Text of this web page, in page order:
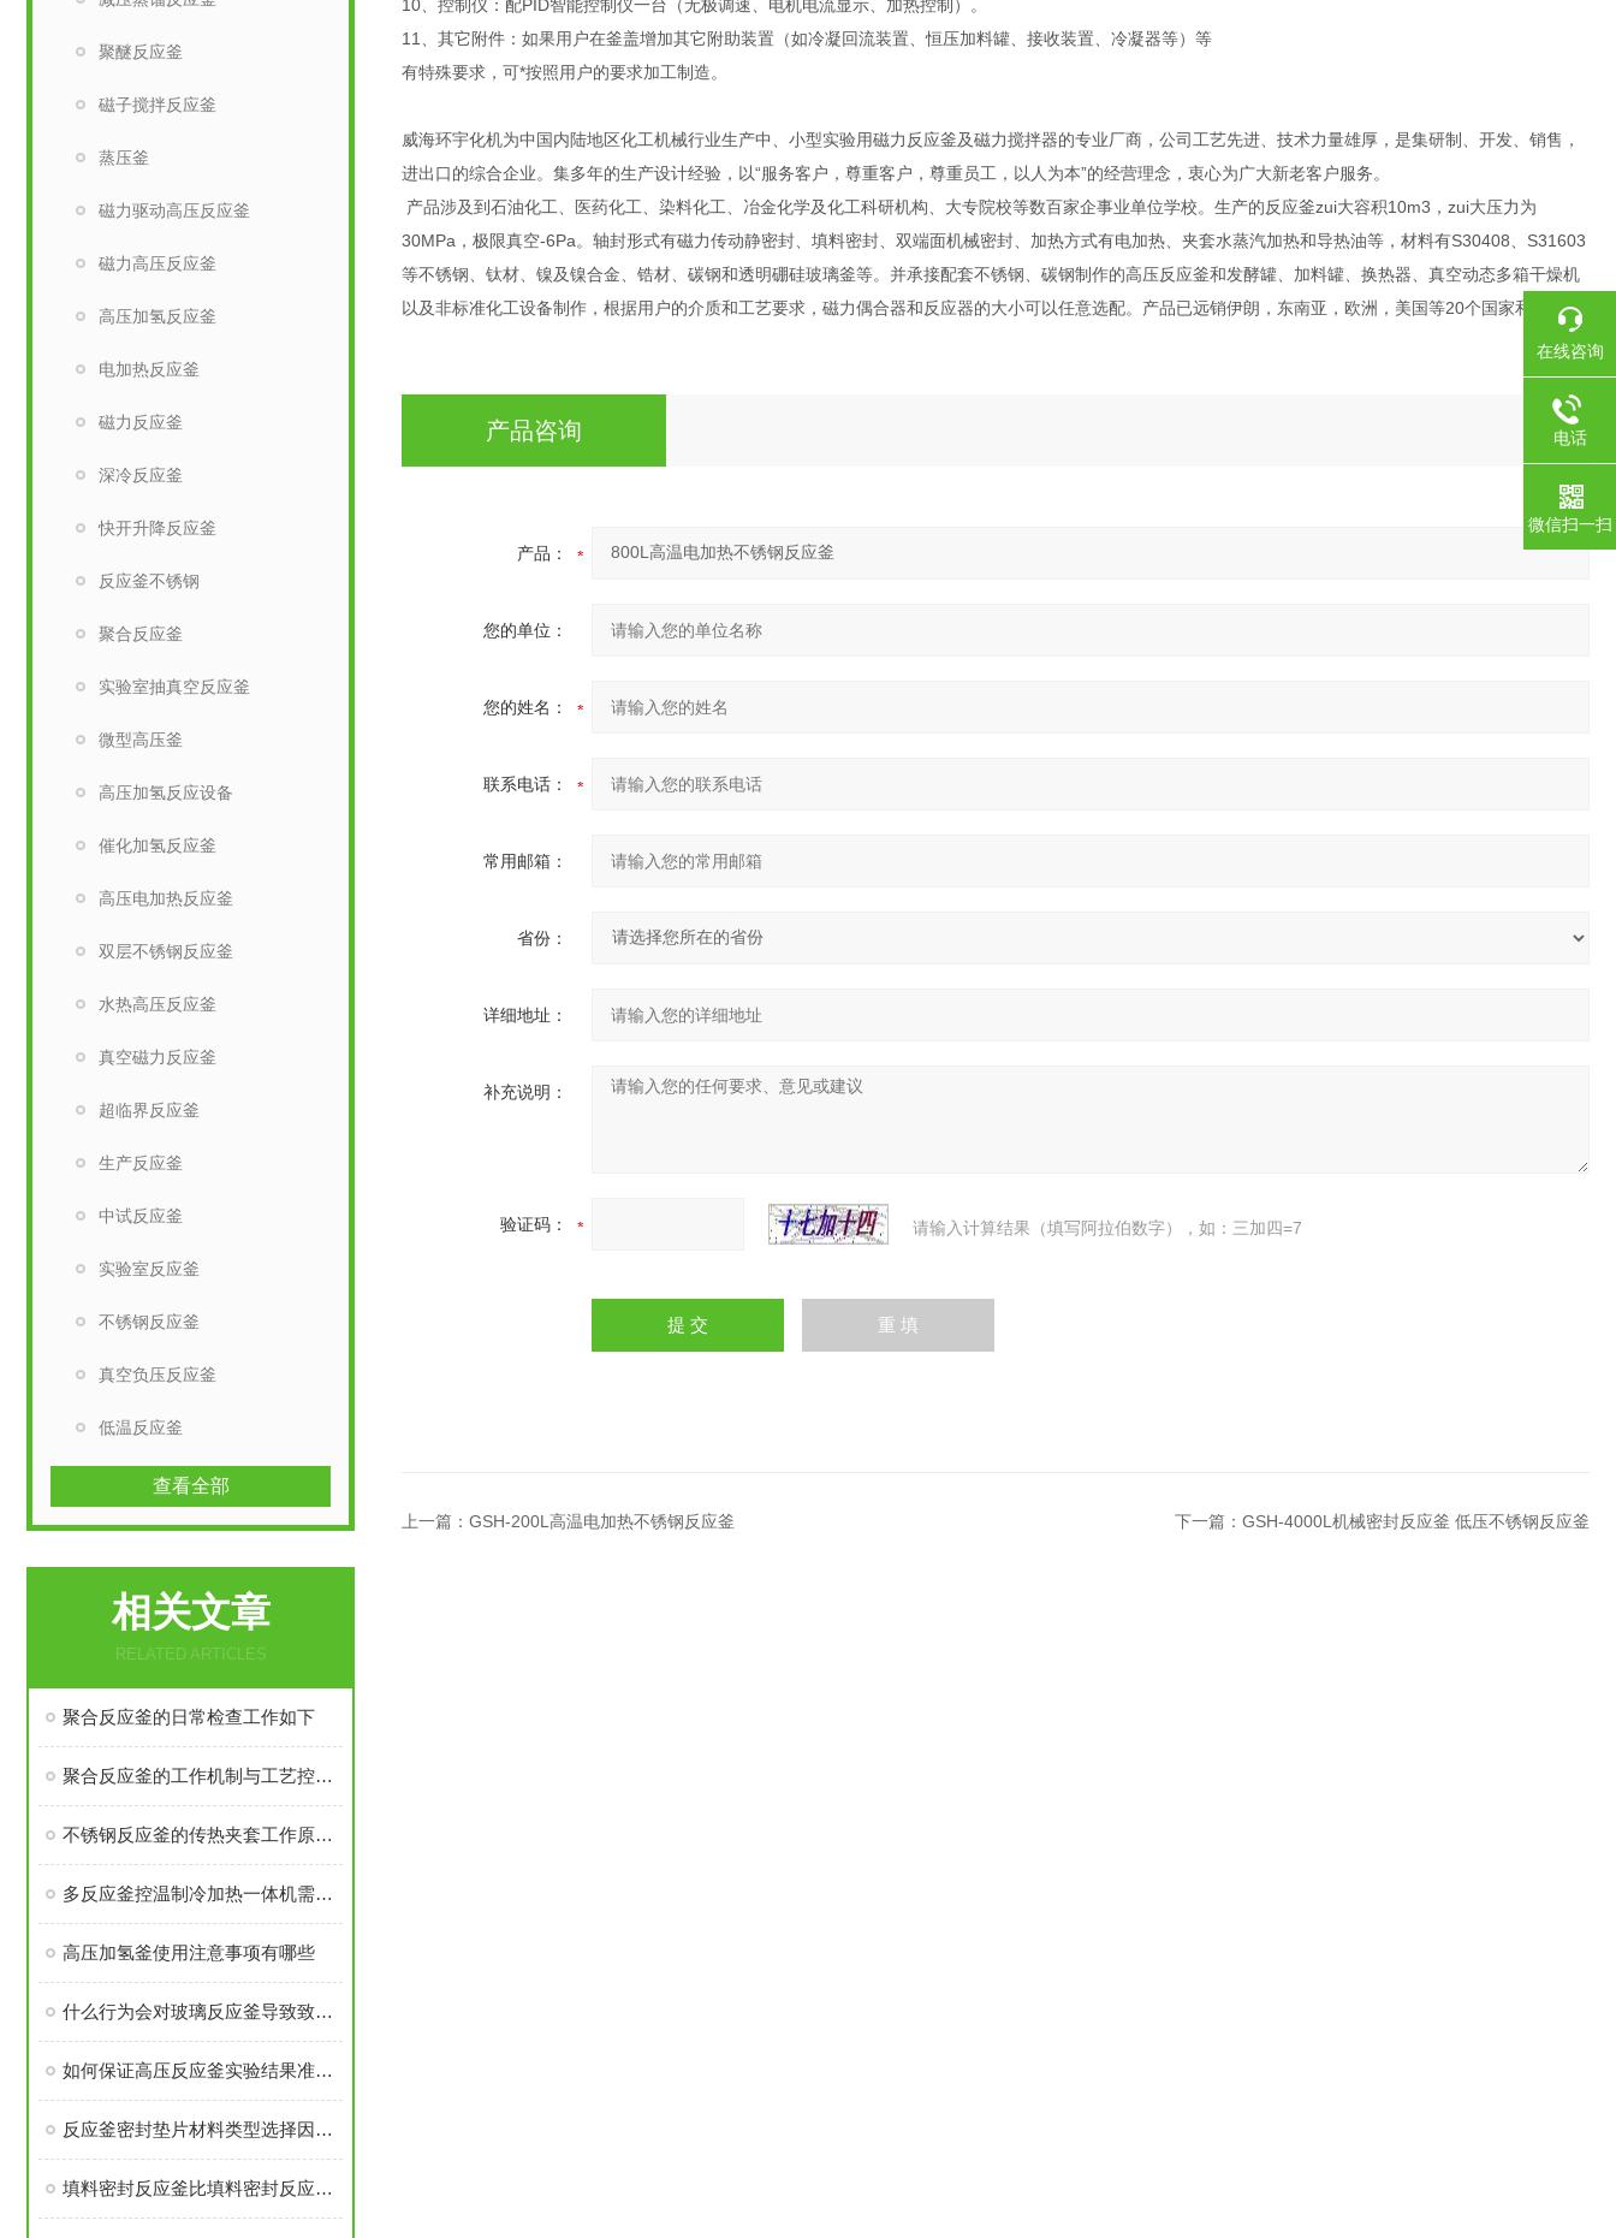
聚醚反应釜
磁子搅拌反应釜
蒸压釜
磁力驱动高压反应釜
磁力高压反应釜
高压加氢反应釜
电加热反应釜
磁力反应釜
深冷反应釜
快开升降反应釜
反应釜不锈钢
聚合反应釜
实验室抽真空反应釜
微型高压釜
高压加氢反应设备
催化加氢反应釜
高压电加热反应釜
双层不锈钢反应釜
水热高压反应釜
真空磁力反应釜
超临界反应釜
生产反应釜
中试反应釜
实验室反应釜
不锈钢反应釜
真空负压反应釜
低温反应釜
查看全部
相关文章
RELATED ARTICLES
聚合反应釜的日常检查工作如下
聚合反应釜的工作机制与工艺控制解析
不锈钢反应釜的传热夹套工作原理是什么
多反应釜控温制冷加热一体机需注意安装过程有那些
高压加氢釜使用注意事项有哪些
什么行为会对玻璃反应釜导致致命伤害
如何保证高压反应釜实验结果准确可靠
反应釜密封垫片材料类型选择因素是什么？
填料密封反应釜比填料密封反应釜有那些优势
10、控制仪：配PID智能控制仪一台（无极调速、电机电流显示、加热控制）。
11、其它附件：如果用户在釜盖增加其它附助装置（如冷凝回流装置、恒压加料罐、接收装置、冷凝器等）等
有特殊要求，可*按照用户的要求加工制造。
威海环宇化机为中国内陆地区化工机械行业生产中、小型实验用磁力反应釜及磁力搅拌器的专业厂商，公司工艺先进、技术力量雄厚，是集研制、开发、销售，
进出口的综合企业。集多年的生产设计经验，以“服务客户，尊重客户，尊重员工，以人为本”的经营理念，衷心为广大新老客户服务。
产品涉及到石油化工、医药化工、染料化工、冶金化学及化工科研机构、大专院校等数百家企事业单位学校。生产的反应釜zui大容积10m3，zui大压力为
30MPa，极限真空-6Pa。轴封形式有磁力传动静密封、填料密封、双端面机械密封、加热方式有电加热、夹套水蒸汽加热和导热油等，材料有S30408、S31603
等不锈钢、钛材、镍及镍合金、锆材、碳钢和透明硼硅玻璃釜等。并承接配套不锈钢、碳钢制作的高压反应釜和发酵罐、加料罐、换热器、真空动态多箱干燥机
以及非标准化工设备制作，根据用户的介质和工艺要求，磁力偶合器和反应器的大小可以任意选配。产品已远销伊朗，东南亚，欧洲，美国等20个国家和地区。
产品咨询
产品：
您的单位：
您的姓名：
联系电话：
常用邮箱：
省份：
详细地址：
补充说明：
验证码： 请输入计算结果（填写阿拉伯数字），如：三加四=7
上一篇： GSH-200L高温电加热不锈钢反应釜 下一篇： GSH-4000L机械密封反应釜 低压不锈钢反应釜
在线咨询
电话
微信扫一扫